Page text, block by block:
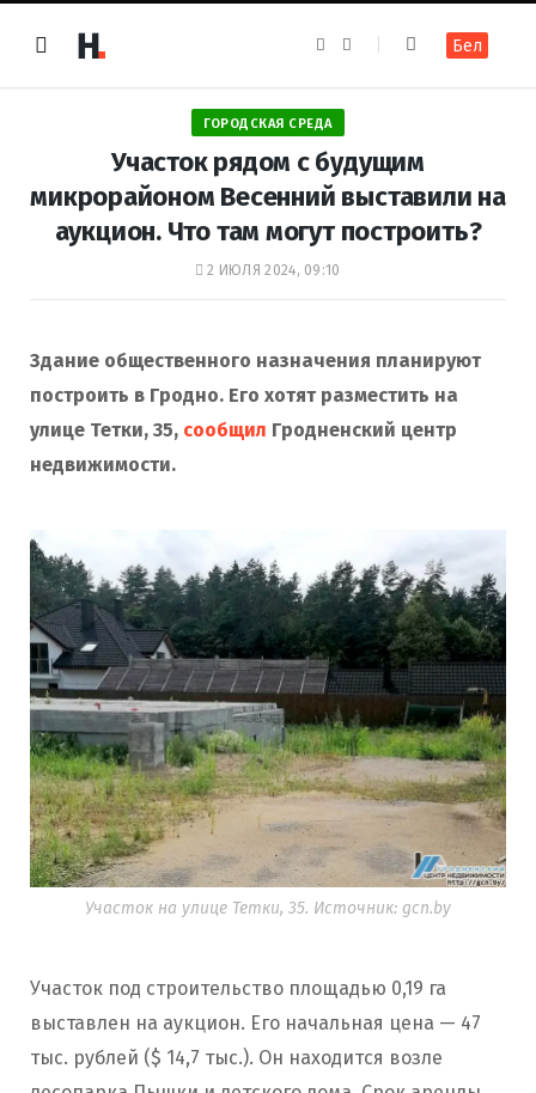
e
b
o
o
k
t
a
m
Бел
ГОРОДСКАЯ СРЕДА
Участок рядом с будущим
микрорайоном Весенний выставили на
аукцион. Что там могут построить?
2 ИЮЛЯ 2024, 09:10
Здание общественного назначения планируют
построить в Гродно. Его хотят разместить на
улице Тетки, 35, сообщил Гродненский центр
недвижимости.
Участок на улице Тетки, 35. Источник: gcn.by
Участок под строительство площадью 0,19 га
выставлен на аукцион. Его начальная цена — 47
тыс. рублей ($ 14,7 тыс.). Он находится возле